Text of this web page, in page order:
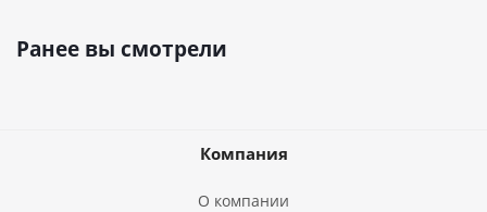
Ранее вы смотрели
Компания
О компании